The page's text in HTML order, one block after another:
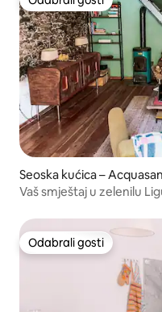
Odabrali gosti
Seoska kućica –
Vaš smještaj u zelenilu
Odabrali gosti
Odabrali gosti